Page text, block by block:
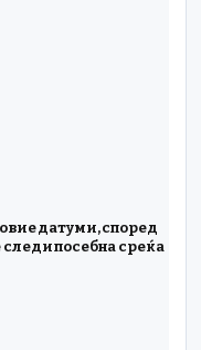
датуми, според
следи посебна среќа